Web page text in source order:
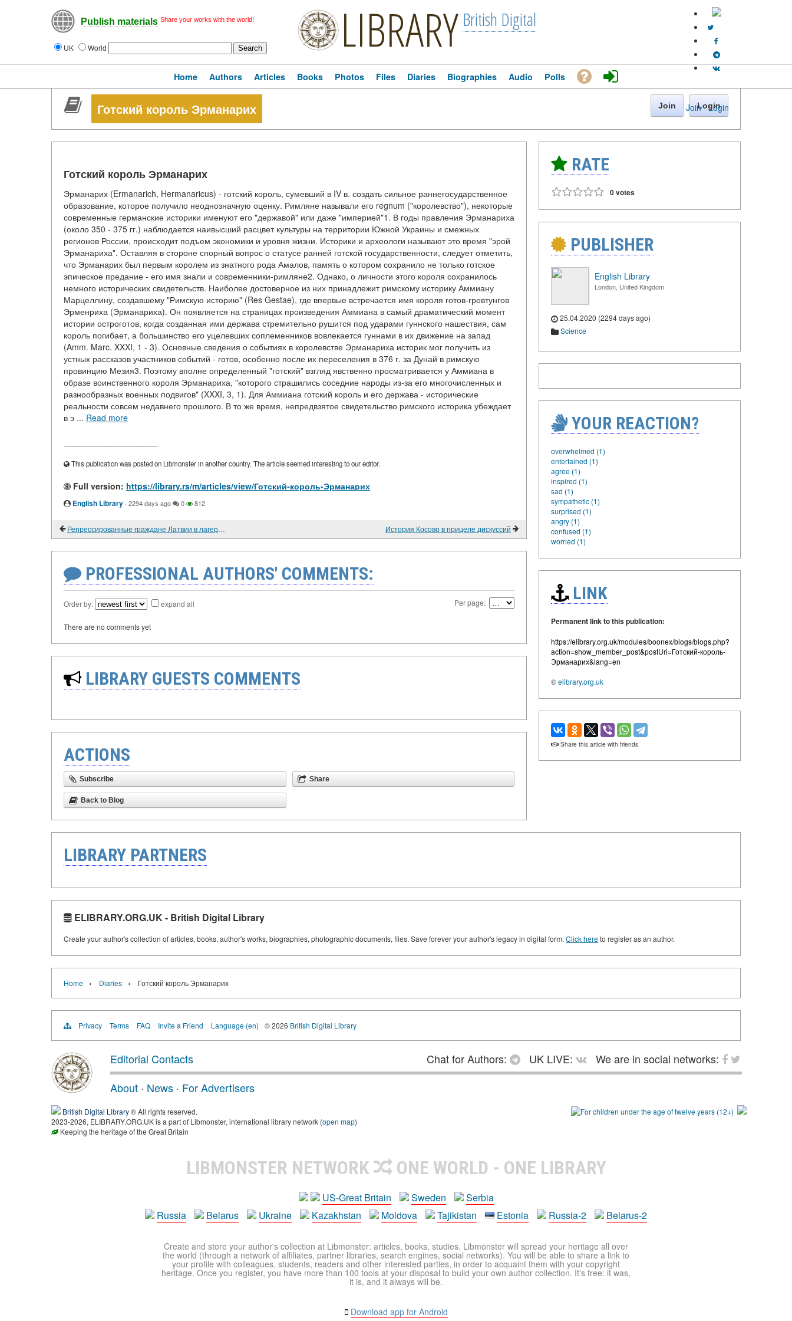
Publish materials Share your works with the world!
UK World LIBRARY British Digital
Join · Login
Home Authors Articles Books Photos Files Diaries Biographies Audio Polls
Готский король Эрманарих Join Login
Готский король Эрманарих
Эрманарих (Ermanarich, Hermanaricus) - готский король, сумевший в IV в. создать сильное раннегосударственное
образование, которое получило неоднозначную оценку. Римляне называли его regnum ("королевство"), некоторые
современные германские историки именуют его "державой" или даже "империей"1. В годы правления Эрманариха
(около 350 - 375 гг.) наблюдается наивысший расцвет культуры на территории Южной Украины и смежных
регионов России, происходит подъем экономики и уровня жизни. Историки и археологи называют это время "эрой
Эрманариха". Оставляя в стороне спорный вопрос о статусе ранней готской государственности, следует отметить,
что Эрманарих был первым королем из знатного рода Амалов, память о котором сохранило не только готское
эпическое предание - его имя знали и современники-римляне2. Однако, о личности этого короля сохранилось
немного исторических свидетельств. Наиболее достоверное из них принадлежит римскому историку Аммиану
Марцеллину, создавшему "Римскую историю" (Res Gestae), где впервые встречается имя короля готов-гревтунгов
Эрменриха (Эрманариха). Он появляется на страницах произведения Аммиана в самый драматический момент
истории остроготов, когда созданная ими держава стремительно рушится под ударами гуннского нашествия, сам
король погибает, а большинство его уцелевших соплеменников вовлекается гуннами в их движение на запад
(Amm. Marc. XXXI, 1 - 3). Основные сведения о событиях в королевстве Эрманариха историк мог получить из
устных рассказов участников событий - готов, особенно после их переселения в 376 г. за Дунай в римскую
провинцию Мезия3. Поэтому вполне определенный "готский" взгляд явственно просматривается у Аммиана в
образе воинственного короля Эрманариха, "которого страшились соседние народы из-за его многочисленных и
разнообразных военных подвигов" (XXXI, 3, 1). Для Аммиана готский король и его держава - исторические
реальности совсем недавнего прошлого. В то же время, непредвзятое свидетельство римского историка убеждает
в э ... Read more
This publication was posted on Libmonster in another country. The article seemed interesting to our editor.
Full version: https://library.rs/m/articles/view/Готский-король-Эрманарих
English Library · 2294 days ago 0 812
Репрессированные граждане Латвии в лагере под Вяткой. 1938-1955 гг. История Косово в прицеле дискуссий
PROFESSIONAL AUTHORS' COMMENTS:
Order by: expand all Per page:
There are no comments yet
LIBRARY GUESTS COMMENTS
ACTIONS
Subscribe Share
Back to Blog
RATE
0 votes
PUBLISHER
English Library
London, United Kingdom
25.04.2020 (2294 days ago)
Science
YOUR REACTION?
overwhelmed (1)
entertained (1)
agree (1)
inspired (1)
sad (1)
sympathetic (1)
surprised (1)
angry (1)
confused (1)
worried (1)
LINK
Permanent link to this publication:
https://elibrary.org.uk/modules/boonex/blogs/blogs.php?
action=show_member_post&postUri=Готский-король-
Эрманарих&lang=en
©elibrary.org.uk
Share this article with friends
LIBRARY PARTNERS
ELIBRARY.ORG.UK - British Digital Library
Create your author's collection of articles, books, author's works, biographies, photographic documents, files. Save forever your author's legacy in digital form. Click hereto register as an author.
Home › Diaries › Готский король Эрманарих
Privacy Terms FAQ Invite a Friend Language (en) © 2026 British Digital Library
Editorial Contacts Chat for Authors: UK LIVE:
We are in social networks:
About · News · For Advertisers
British Digital Library® All rights reserved.
2023-2026, ELIBRARY.ORG.UK is a part of Libmonster, international library network (open map)
Keeping the heritage of the Great Britain
LIBMONSTER NETWORK ONE WORLD - ONE LIBRARY
US-Great Britain Sweden
Serbia
Russia
Belarus Ukraine Kazakhstan Moldova Tajikistan Estonia Russia-2 Belarus-2
Create and store your author's collection at Libmonster: articles, books, studies. Libmonster will spread your heritage all over
the world (through a network of affiliates, partner libraries, search engines, social networks). You will be able to share a link to
your profile with colleagues, students, readers and other interested parties, in order to acquaint them with your copyright
heritage. Once you register, you have more than 100 tools at your disposal to build your own author collection. It's free: it was,
it is, and it always will be.
Download app for Android